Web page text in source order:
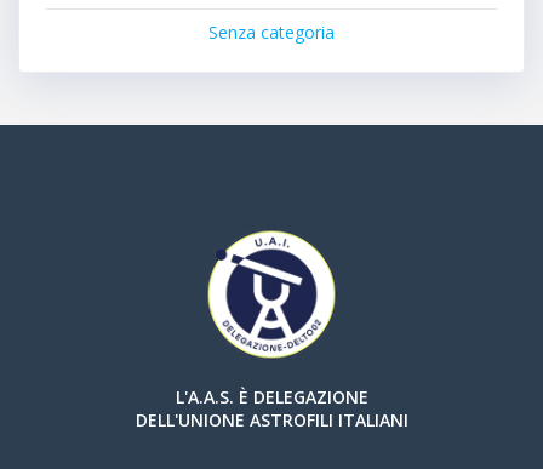
Senza categoria
L'A.A.S. È DELEGAZIONE
DELL'UNIONE ASTROFILI ITALIANI